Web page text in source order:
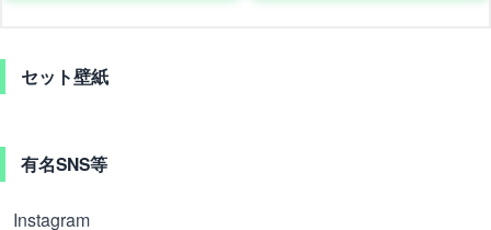
セット壁紙
有名SNS等
Instagram